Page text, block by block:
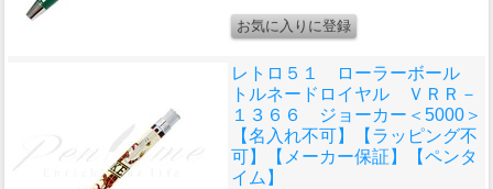
レトロ５１ ローラーボール
トルネードロイヤル ＶＲＲ－
１３６６ ジョーカー＜5000＞
【名入れ不可】【ラッピング不
可】【メーカー保証】【ペンタ
イム】